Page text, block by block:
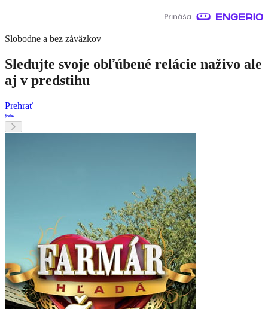
Slobodne a bez záväzkov
Sledujte svoje obľúbené relácie naživo ale
aj v predstihu
Prehrať